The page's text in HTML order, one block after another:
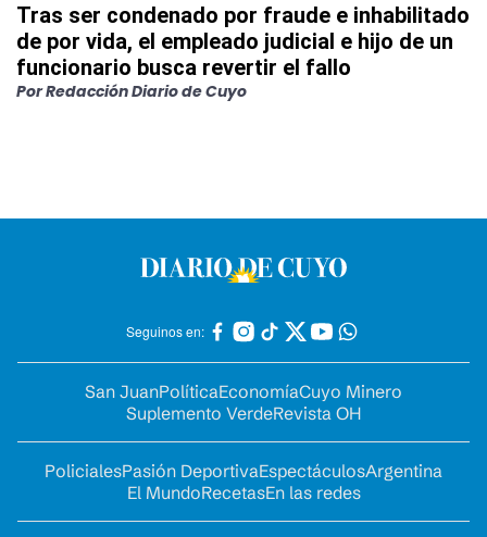
Tras ser condenado por fraude e inhabilitado
de por vida, el empleado judicial e hijo de un
funcionario busca revertir el fallo
PorRedacción Diario de Cuyo
Seguinos en:
San JuanPolíticaEconomíaCuyo Minero
Suplemento VerdeRevista OH
PolicialesPasión DeportivaEspectáculosArgentina
El MundoRecetasEn las redes